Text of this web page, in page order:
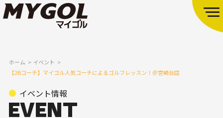
ホーム
イベント
【2Bコーチ】マイゴル人気コーチによるゴルフレッスン！＠宮崎台店
イベント情報